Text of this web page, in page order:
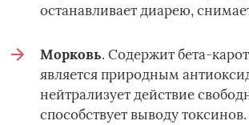
останавливает диарею,
Морковь. Содержит бета-
является природным
нейтрализует действие
способствует выводу токсинов.